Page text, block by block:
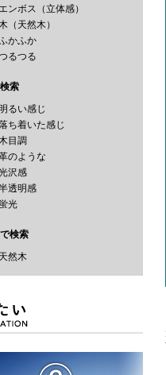
ンボス（立体感）
（天然木）
かふか
るつる
索
るい感じ
ち着いた感じ
目調
のような
沢感
透明感
光
検索
然木